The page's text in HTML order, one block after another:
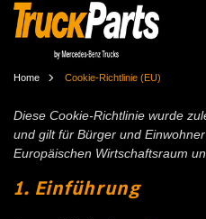
Home Cookie-Richtlinie (EU)
COOKIE-
Diese Cookie-Richtlinie wurde
und gilt für Bürger und
Europäischen Wirtschaftsraum
1. Einführung